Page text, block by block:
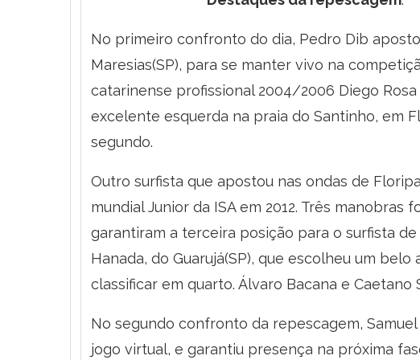
No primeiro confronto do dia, Pedro Dib
Maresias(SP), para se manter vivo na
catarinense profissional 2004/2006 Diego
excelente esquerda na praia do Santinho, em
segundo.
Outro surfista que apostou nas ondas de
mundial Junior da ISA em 2012. Três manobras
garantiram a terceira posição para o surfista de
Hanada, do Guarujá(SP), que escolheu um
classificar em quarto. Álvaro Bacana e
No segundo confronto da repescagem,
jogo virtual, e garantiu presença na próxima